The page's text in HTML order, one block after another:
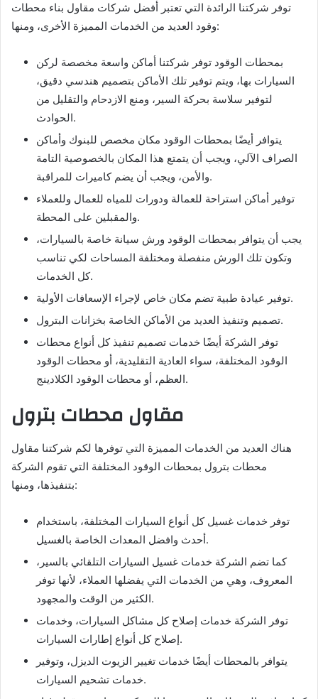
توفر شركتنا الرائدة التي تعتبر أفضل شركات مقاول بناء محطات
وقود العديد من الخدمات المميزة الأخرى، ومنها:
بمحطات الوقود توفر شركتنا أماكن واسعة مخصصة لركن
السيارات بها، ويتم توفير تلك الأماكن بتصميم هندسي دقيق،
لتوفير سلاسة بحركة السير، ومنع الازدحام والتقليل من
الحوادث.
يتوافر أيضًا بمحطات الوقود مكان مخصص للبنوك وأماكن
الصراف الآلي، ويجب أن يتمتع هذا المكان بالخصوصية التامة
والأمن، ويجب أن يضم كاميرات للمراقبة.
توفير أماكن استراحة للعمالة ودورات للمياه للعمال وللعملاء
والمقبلين على المحطة.
يجب أن يتوافر بمحطات الوقود ورش سيانة خاصة بالسيارات،
وتكون تلك الورش منفصلة ومختلفة المساحات لكي تناسب
كل الخدمات.
توفير عيادة طبية تضم مكان خاص لإجراء الإسعافات الأولية.
تصميم وتنفيذ العديد من الأماكن الخاصة بخزانات البترول.
توفر الشركة أيضًا خدمات تصميم تنفيذ كل أنواع محطات
الوقود المختلفة، سواء العادية التقليدية، أو محطات الوقود
العظم، أو محطات الوقود الكلادينج.
مقاول محطات بترول
هناك العديد من الخدمات المميزة التي توفرها لكم شركتنا مقاول
محطات بترول بمحطات الوقود المختلفة التي تقوم الشركة
بتنفيذها، ومنها:
توفر خدمات غسيل كل أنواع السيارات المختلفة، باستخدام
أحدث وافضل المعدات الخاصة بالغسيل.
كما تضم الشركة خدمات غسيل السيارات التلقائي بالسير،
المعروف، وهي من الخدمات التي يفضلها العملاء، لأنها توفر
الكثير من الوقت والمجهود.
توفر الشركة خدمات إصلاح كل مشاكل السيارات، وخدمات
إصلاح كل أنواع إطارات السيارات.
يتوافر بالمحطات أيضًا خدمات تغيير الزيوت الديزل، وتوفير
خدمات تشحيم السيارات.